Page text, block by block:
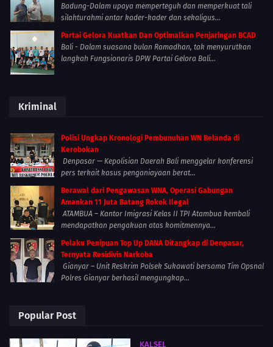
Badung-Dalam upaya memperteguh dan memperkuat tali
silahturahmi antar kader-kader dan sekaligus...
Partai Gelora Kuatkan Dan Optimalkan Penjaringan BCAD
Bali - Dalam suasana bulan Ramadhan, tak menyurutkan
langkah Fungsionaris DPW Partai Gelora Bali...
Kriminal
Polisi Ungkap Kronologi Pembunuhan WN Belanda di
Kerobokan
Denpasar — Kepolisian Daerah Bali menggelar konferensi
pers terkait kasus penganiayaan berat...
Berawal dari Pengawasan WNA, Operasi Gabungan
Amankan 11 Juta Batang Rokok Ilegal
ATAMBUA – Kantor Imigrasi Kelas II TPI Atambua kembali
mendapatkan pengakuan atas komitmennya...
Pelaku Penipuan Top Up DANA Ditangkap di Denpasar,
Ternyata Residivis Narkoba
Gianyar – Unit Reskrim Polsek Sukawati bersama Tim Opsnal
Polres Gianyar berhasil mengungkap...
Popular Post
KALSEL